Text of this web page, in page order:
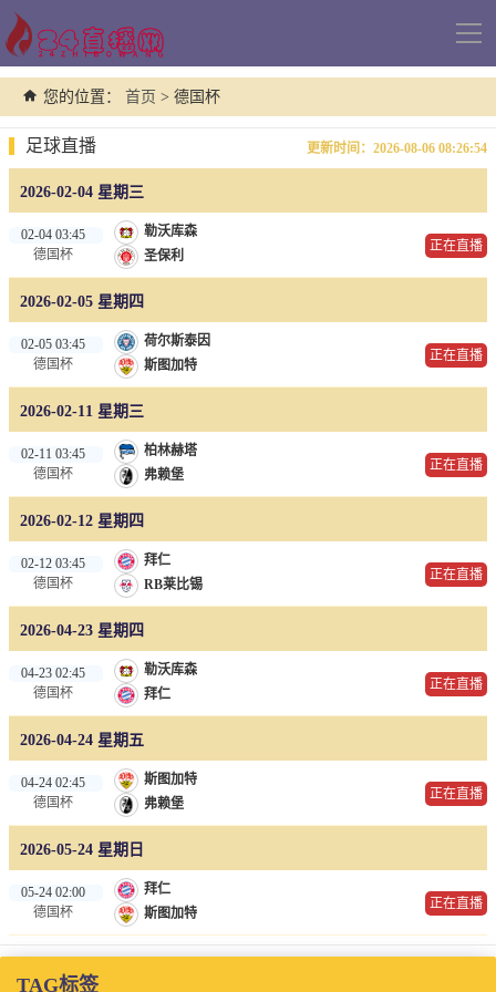
导
您的位置： 首页 > 德国杯
足球直播 更新时间：2026-08-06 08:26:54
2026-02-04 星期三
02-04 03:45
德国杯
勒沃库森
圣保利
正在直播
2026-02-05 星期四
02-05 03:45
德国杯
荷尔斯泰因
斯图加特
正在直播
2026-02-11 星期三
02-11 03:45
德国杯
柏林赫塔
弗赖堡
正在直播
2026-02-12 星期四
02-12 03:45
德国杯
拜仁
RB莱比锡
正在直播
2026-04-23 星期四
04-23 02:45
德国杯
勒沃库森
拜仁
正在直播
2026-04-24 星期五
04-24 02:45
德国杯
斯图加特
弗赖堡
正在直播
2026-05-24 星期日
05-24 02:00
德国杯
拜仁
斯图加特
正在直播
TAG标签